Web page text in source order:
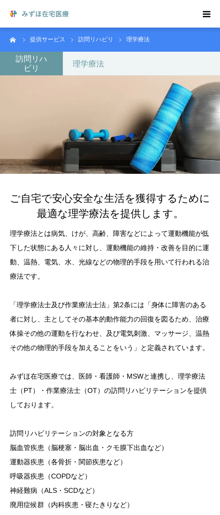
提供サービス 訪問リハビリ 理学療法
訪問リハ
ビリ
理学療法
ご自宅で安心安全な生活を獲得するために
最適な理学療法を提供します。
理学療法とは病気、けが、高齢、障害などによって運動機能が低
下した状態にある人々に対し、運動機能の維持・改善を目的に運
動、温熱、電気、水、光線などの物理的手段を用いて行われる治
療法です。
「理学療法士及び作業療法士法」第2条には「身体に障害のある
者に対し、主としてその基本的動作能力の回復を図るため、治療
体操その他の運動を行なわせ、及び電気刺激、マッサージ、温熱
その他の物理的手段を加えることをいう」と定義されています。
みずほ在宅医療では、医師・看護師・MSWと連携し、理学療法
士（PT）・作業療法士（OT）の訪問リハビリテーションを提供
しております。
訪問リハビリテーションの対象となる方
脳血管疾患（脳梗塞・脳出血・クモ膜下出血など）
運動器疾患（各骨折・関節疾患など）
呼吸器疾患（COPDなど）
神経難病（ALS・SCDなど）
廃用症候群（内科疾患・寝たきりなど）
在宅医療をご希望の方
在宅医療について
医療機関の方へ